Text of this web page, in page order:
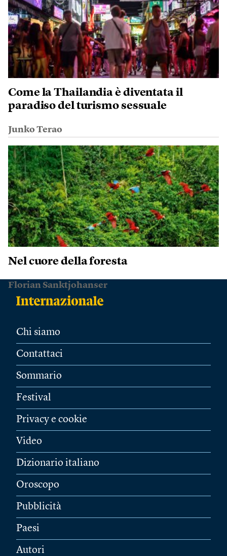
Come la Thailandia è diventata il
paradiso del turismo sessuale
Junko Terao
Nel cuore della foresta
Florian Sanktjohanser
Chi siamo
Contattaci
Sommario
Festival
Privacy e cookie
Video
Dizionario italiano
Oroscopo
Pubblicità
Paesi
Autori